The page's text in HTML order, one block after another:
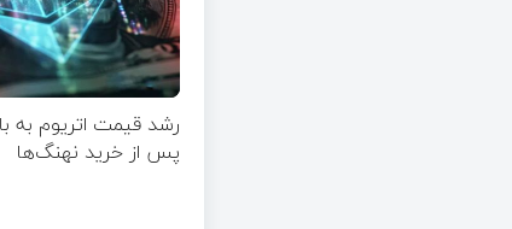
پس از خرید نهنگ‌ها